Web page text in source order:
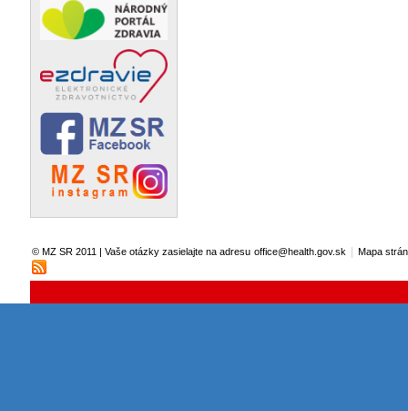
© MZ SR 2011 | Vaše otázky zasielajte na adresu office@health.gov.sk Mapa